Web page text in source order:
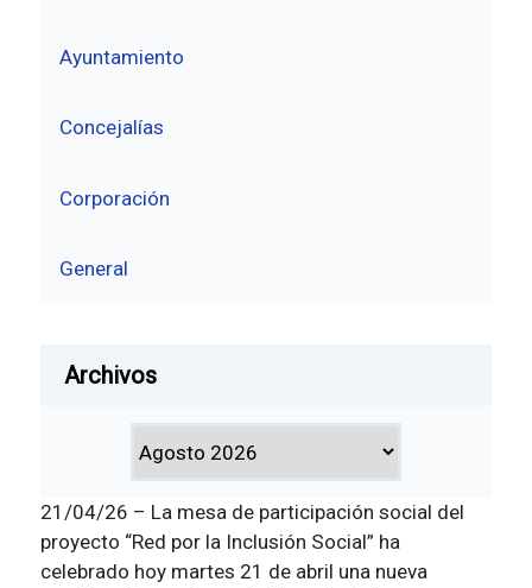
Ayuntamiento
Concejalías
Corporación
General
Archivos
21/04/26 – La mesa de participación social del
proyecto “Red por la Inclusión Social” ha
celebrado hoy martes 21 de abril una nueva